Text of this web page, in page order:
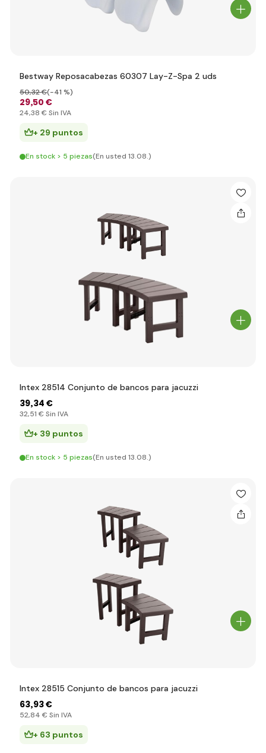
Bestway Reposacabezas 60307 Lay-Z-Spa 2 uds
29,50 €
50,32 €(-41 %)
24,38 € Sin IVA
+ 29 puntos
En stock > 5 piezas(En usted 13.08.)
Intex 28514 Conjunto de bancos para jacuzzi
39,34 €
32,51 € Sin IVA
+ 39 puntos
En stock > 5 piezas(En usted 13.08.)
Intex 28515 Conjunto de bancos para jacuzzi
63,93 €
52,84 € Sin IVA
+ 63 puntos